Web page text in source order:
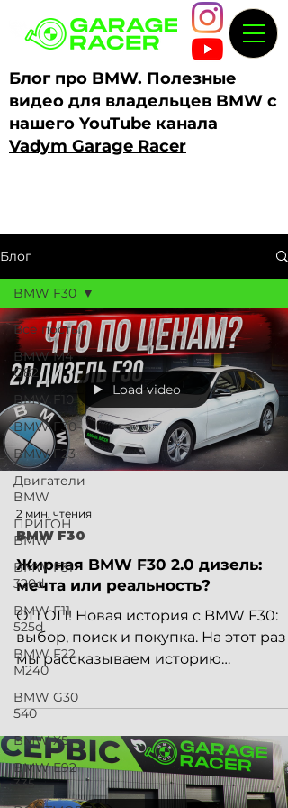
Блог про BMW. Полезные
видео для владельцев BMW с
нашего YouTube канала
Vadym Garage Racer
Блог
Все посты!
BMW M4
G82
BMW F10
BMW F30
BMW F23
Двигатели
BMW
ПРИГОН
BMW
BMW F31
320d
BMW F11
525d
BMW F22
M240
BMW G30
540
BMW X5
BMW E92
335
BMW F30
Load video
2 мин. чтения
BMW F30
Жирная BMW F30 2.0 дизель:
мечта или реальность?
ОП ОП! Новая история с BMW F30:
выбор, поиск и покупка. На этот раз
мы рассказываем историю
приобретения ещё одной BMW F30
— автомобиля одного из наших
хороших друзей, к выбору которого
мы имели непосредственное
отношение. Благодаря этому
подробно погрузиться во все